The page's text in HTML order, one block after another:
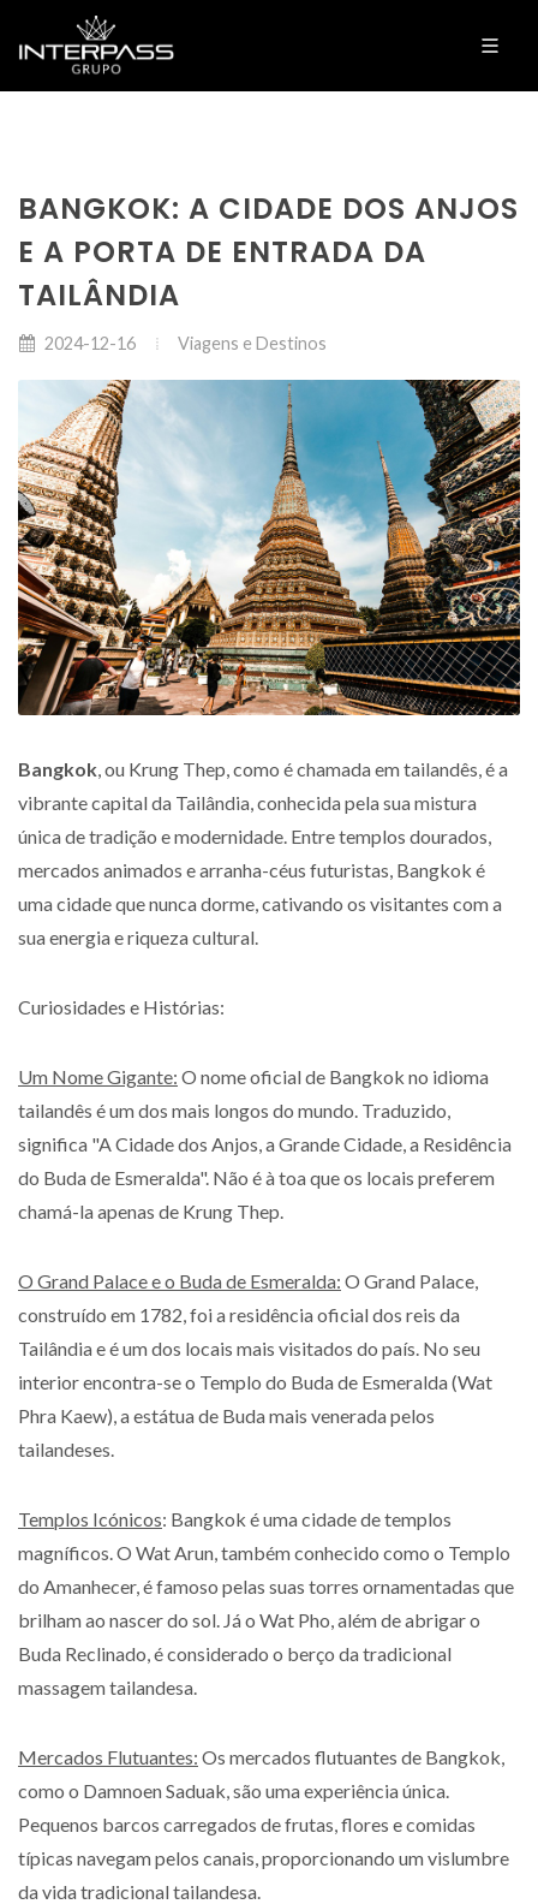
BANGKOK: A CIDADE DOS ANJOS
E A PORTA DE ENTRADA DA
TAILÂNDIA
2024-12-16 Viagens e Destinos
Bangkok , ou Krung Thep, como é chamada em tailandês, é a
vibrante capital da Tailândia, conhecida pela sua mistura
única de tradição e modernidade. Entre templos dourados,
mercados animados e arranha-céus futuristas, Bangkok é
uma cidade que nunca dorme, cativando os visitantes com a
sua energia e riqueza cultural.
Curiosidades e Histórias:
Um Nome Gigante: O nome oficial de Bangkok no idioma
tailandês é um dos mais longos do mundo. Traduzido,
significa "A Cidade dos Anjos, a Grande Cidade, a Residência
do Buda de Esmeralda". Não é à toa que os locais preferem
chamá-la apenas de Krung Thep.
O Grand Palace e o Buda de Esmeralda: O Grand Palace,
construído em 1782, foi a residência oficial dos reis da
Tailândia e é um dos locais mais visitados do país. No seu
interior encontra-se o Templo do Buda de Esmeralda (Wat
Phra Kaew), a estátua de Buda mais venerada pelos
tailandeses.
Templos Icónicos: Bangkok é uma cidade de templos
magníficos. O Wat Arun, também conhecido como o Templo
do Amanhecer, é famoso pelas suas torres ornamentadas que
brilham ao nascer do sol. Já o Wat Pho, além de abrigar o
Buda Reclinado, é considerado o berço da tradicional
massagem tailandesa.
Mercados Flutuantes: Os mercados flutuantes de Bangkok,
como o Damnoen Saduak, são uma experiência única.
Pequenos barcos carregados de frutas, flores e comidas
típicas navegam pelos canais, proporcionando um vislumbre
da vida tradicional tailandesa.